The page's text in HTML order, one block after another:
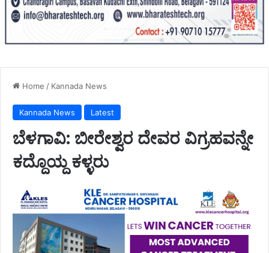
Home / Kannada News
Kannada News Latest
ಬೆಳಗಾವಿ: ಬೀರೇಶ್ವರ ದೇವರ ವಿಗ್ರಹವನ್ನೇ
ಕದ್ದೊಯ್ದ ಕಳ್ಳರು